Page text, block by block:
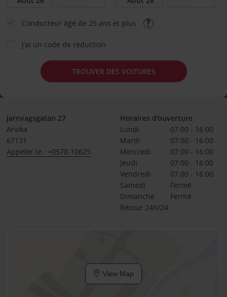
Conducteur âgé de 25 ans et plus
J’ai un code de réduction
TROUVER DES VOITURES
Jarnvagsgatan 27
Arvika
67131
Appeler le : +0570-10625
Horaires d'ouverture
Lundi
07:00 - 16:00
Mardi
07:00 - 16:00
Mercredi
07:00 - 16:00
Jeudi
07:00 - 16:00
Vendredi
07:00 - 16:00
Samedi
Fermé
Dimanche
Fermé
Retour 24h/24
View Map